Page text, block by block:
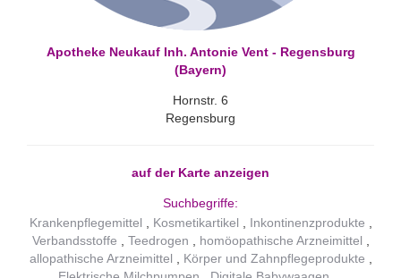
Apotheke Neukauf Inh. Antonie Vent - Regensburg
(Bayern)
Hornstr. 6
Regensburg
auf der Karte anzeigen
Suchbegriffe:
Krankenpflegemittel
Kosmetikartikel
Inkontinenzprodukte
Verbandsstoffe
Teedrogen
homöopathische Arzneimittel
allopathische Arzneimittel
Körper und Zahnpflegeprodukte